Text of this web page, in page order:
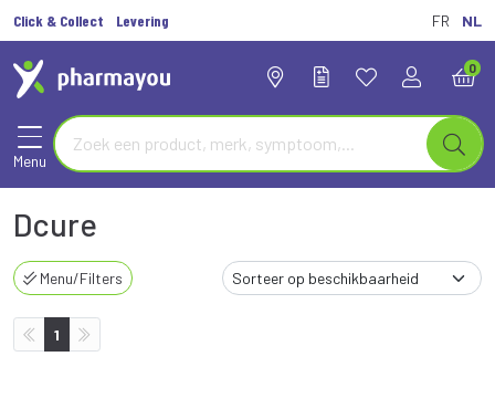
Click & Collect Levering FR NL
0
Menu
Dcure
Menu/Filters
1